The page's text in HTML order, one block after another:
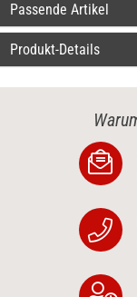
Passende Artikel
Produkt-Details